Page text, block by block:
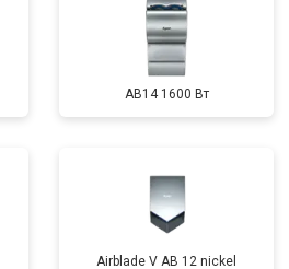
AB14 1600 Вт
Airblade V AB 12 nickel